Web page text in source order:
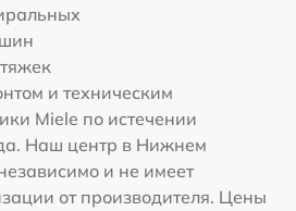
и техническим
Miele по истечении
Наш центр в Нижнем
и не имеет
от производителя. Цены